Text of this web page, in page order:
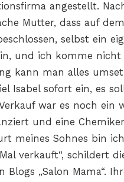
angestellt.
Mutter, dass auf
selbst ein
und ich komme
kann man alles
Isabel sofort ein, es
war es noch ein
und eine
meines Sohnes bin
verkauft“, schildert
Blogs „Salon Mama“.